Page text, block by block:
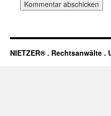
NIETZER® . Rechtsanwälte .